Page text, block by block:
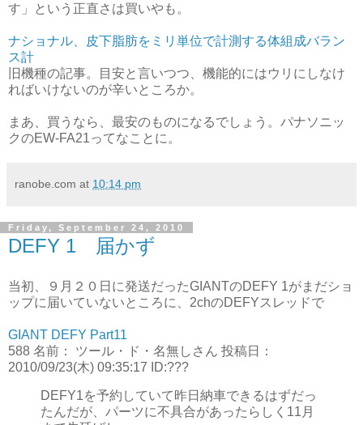
す」という正直さは買いやも。
ナショナル、皮下脂肪をミリ単位で計測する体組成バラン
ス計
旧機種の記事。目安と言いつつ、機能的にはウリにしなけ
ればいけないのが辛いところか。
まあ、買うなら、最安のものになるでしょう。パナソニッ
クのEW-FA21ってなことに。
ranobe.com at 10:14 pm
Friday, September 24, 2010
DEFY 1 届かず
当初、９月２０日に発送だったGIANTのDEFY 1がまだショ
ップに届いていないところに、2chのDEFYスレッドで
GIANT DEFY Part11
588 名前： ツール・ド・名無しさん 投稿日：
2010/09/23(木) 09:35:17 ID:???
DEFY1を予約していて昨日納車できるはずだっ
たんだが、パーツに不具合があったらしく11月